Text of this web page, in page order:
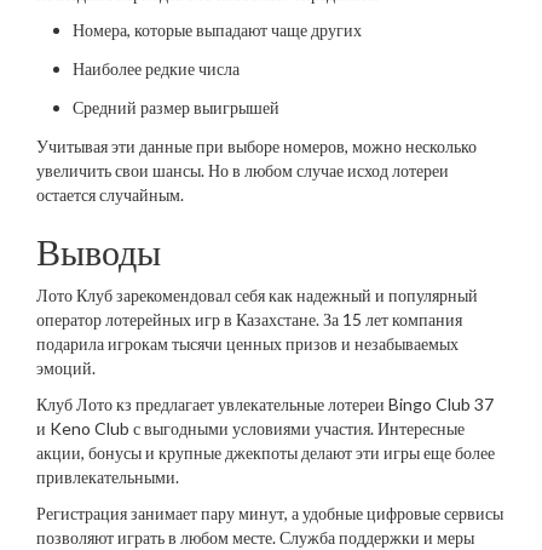
Номера, которые выпадают чаще других
Наиболее редкие числа
Средний размер выигрышей
Учитывая эти данные при выборе номеров, можно несколько
увеличить свои шансы. Но в любом случае исход лотереи
остается случайным.
Выводы
Лото Клуб зарекомендовал себя как надежный и популярный
оператор лотерейных игр в Казахстане. За 15 лет компания
подарила игрокам тысячи ценных призов и незабываемых
эмоций.
Клуб Лото кз предлагает увлекательные лотереи Bingo Club 37
и Keno Club с выгодными условиями участия. Интересные
акции, бонусы и крупные джекпоты делают эти игры еще более
привлекательными.
Регистрация занимает пару минут, а удобные цифровые сервисы
позволяют играть в любом месте. Служба поддержки и меры